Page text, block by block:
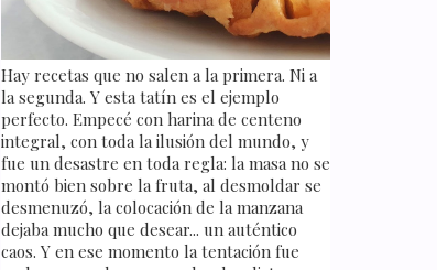
Hay recetas que no salen a la primera. Ni a
la segunda. Y esta tatín es el ejemplo
perfecto. Empecé con harina de centeno
integral, con toda la ilusión del mundo, y
fue un desastre en toda regla: la masa no se
montó bien sobre la fruta, al desmoldar se
desmenuzó, la colocación de la manzana
dejaba mucho que desear... un auténtico
caos. Y en ese momento la tentación fue